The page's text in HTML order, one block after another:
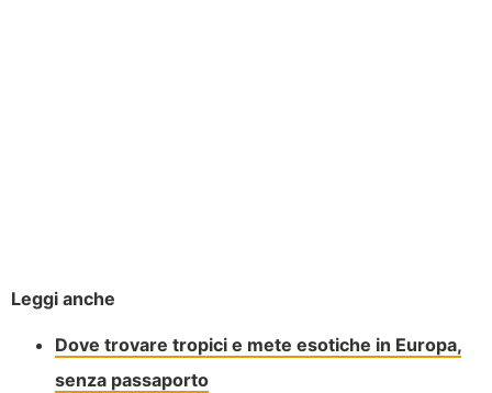
Leggi anche
Dove trovare tropici e mete esotiche in Europa,
senza passaporto